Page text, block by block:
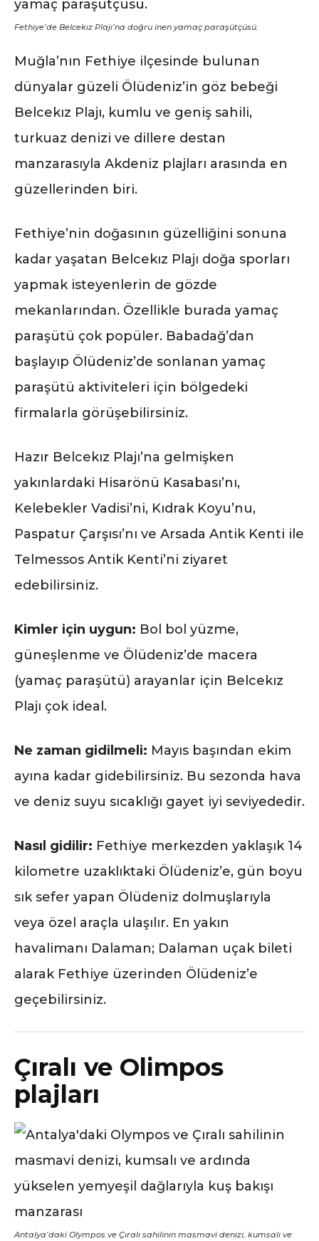
Fethiye’de Belcekız Plajı’na doğru inen yamaç paraşütçüsü.
Muğla’nın Fethiye ilçesinde bulunan
dünyalar güzeli Ölüdeniz’in göz bebeği
Belcekız Plajı, kumlu ve geniş sahili,
turkuaz denizi ve dillere destan
manzarasıyla Akdeniz plajları arasında en
güzellerinden biri.
Fethiye’nin doğasının güzelliğini sonuna
kadar yaşatan Belcekız Plajı doğa sporları
yapmak isteyenlerin de gözde
mekanlarından. Özellikle burada yamaç
paraşütü çok popüler. Babadağ’dan
başlayıp Ölüdeniz’de sonlanan yamaç
paraşütü aktiviteleri için bölgedeki
firmalarla görüşebilirsiniz.
Hazır Belcekız Plajı’na gelmişken
yakınlardaki Hisarönü Kasabası’nı,
Kelebekler Vadisi’ni, Kıdrak Koyu’nu,
Paspatur Çarşısı’nı ve Arsada Antik Kenti ile
Telmessos Antik Kenti’ni ziyaret
edebilirsiniz.
Kimler için uygun: Bol bol yüzme,
güneşlenme ve Ölüdeniz’de macera
(yamaç paraşütü) arayanlar için Belcekız
Plajı çok ideal.
Ne zaman gidilmeli: Mayıs başından ekim
ayına kadar gidebilirsiniz. Bu sezonda hava
ve deniz suyu sıcaklığı gayet iyi seviyededir.
Nasıl gidilir: Fethiye merkezden yaklaşık 14
kilometre uzaklıktaki Ölüdeniz’e, gün boyu
sık sefer yapan Ölüdeniz dolmuşlarıyla
veya özel araçla ulaşılır. En yakın
havalimanı Dalaman; Dalaman uçak bileti
alarak Fethiye üzerinden Ölüdeniz’e
geçebilirsiniz.
Çıralı ve Olimpos
plajları
Antalya’daki Olympos ve Çıralı sahilinin masmavi denizi, kumsalı ve